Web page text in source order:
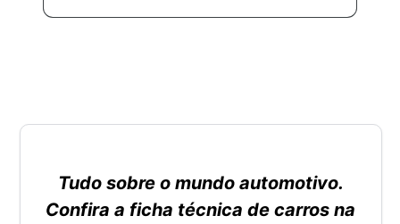
Tudo sobre o mundo automotivo.
Confira a ficha técnica de carros na